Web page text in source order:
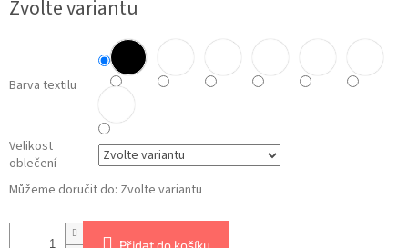
cena:
Zvolte variantu
Barva textilu
Velikost
oblečení
Můžeme doručit do: Zvolte variantu